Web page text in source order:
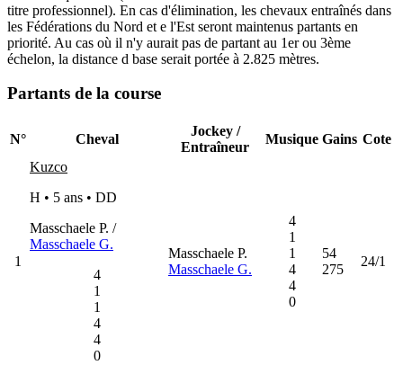
titre professionnel). En cas d'élimination, les chevaux entraînés dans
les Fédérations du Nord et e l'Est seront maintenus partants en
priorité. Au cas où il n'y aurait pas de partant au 1er ou 3ème
échelon, la distance d base serait portée à 2.825 mètres.
Partants de la course
N° Cheval
Jockey /
Entraîneur
Musique Gains Cote
1
Kuzco
H • 5 ans • DD
Masschaele P. /
Masschaele G.
4
1
1
4
4
0
Masschaele P.
Masschaele G.
4
1
1
4
4
0
54
275
24/1